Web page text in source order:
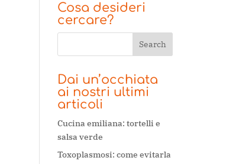
Cosa desideri
cercare?
Dai un’occhiata
ai nostri ultimi
articoli
Cucina emiliana: tortelli e
salsa verde
Toxoplasmosi: come evitarla